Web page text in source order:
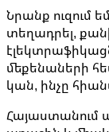
Նրանք ուզում
տեղադրել,
մեքենաների
կան, ինչը
Հայաստանում